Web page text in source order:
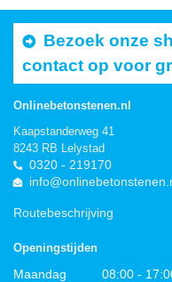
Bezoek onze
contact op voor
Onlinebetonstenen.nl
Kaapstanderweg 41
8243 RB Lelystad
0320 - 219170
Routebeschrijving
Openingstijden
Maandag
08:00 -